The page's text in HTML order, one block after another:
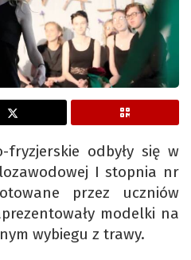
fryzjerskie odbyły się w
I stopnia nr
przez uczniów
modelki na
wybiegu z trawy.